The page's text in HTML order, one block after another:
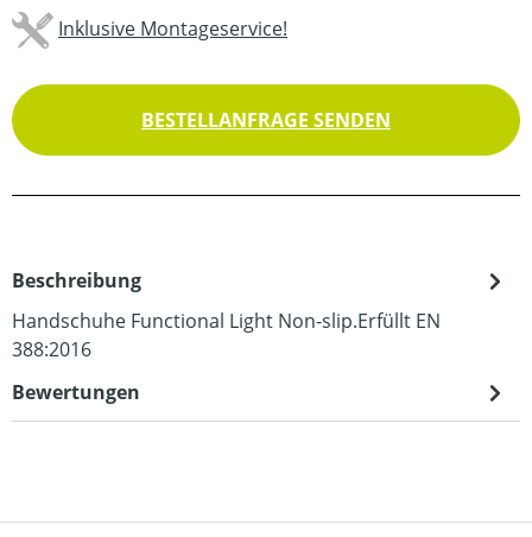
Inklusive Montageservice!
BESTELLANFRAGE SENDEN
Beschreibung
Handschuhe Functional Light Non-slip.Erfüllt EN
388:2016
Bewertungen